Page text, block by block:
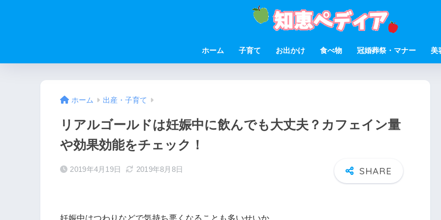
ホーム 子育て お出かけ 食べ物 冠婚葬祭・マナー 美
ホーム 出産・子育て
リアルゴールドは妊娠中に飲んでも大丈夫？カフェイン量
や効果効能をチェック！
2019年4月19日 2019年8月8日